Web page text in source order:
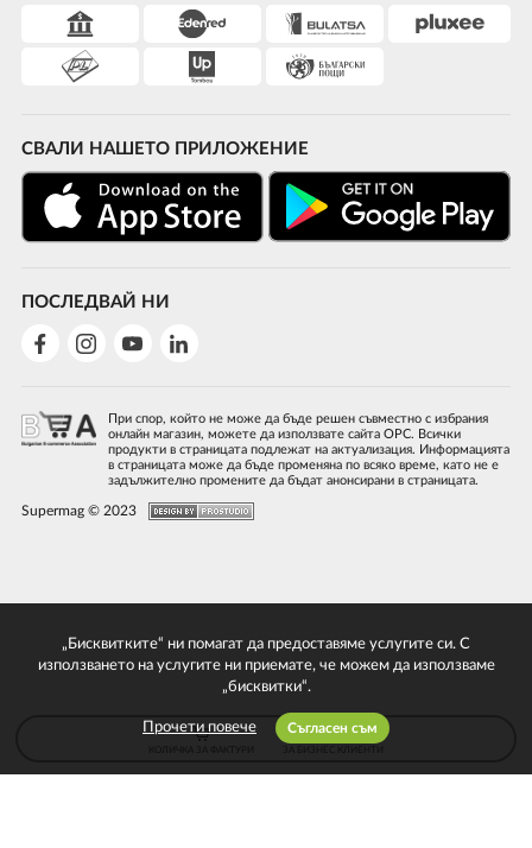
СВАЛИ НАШЕТО ПРИЛОЖЕНИЕ
ПОСЛЕДВАЙ НИ
При спор, който не може да бъде решен съвместно с избрания
онлайн магазин, можете да използвате сайта ОРС. Всички
продукти в страницата подлежат на актуализация. Информацията
в страницата може да бъде променяна по всяко време, като не е
задължително промените да бъдат анонсирани в страницата.
Supermag © 2023
„Бисквитките“ ни помагат да предоставяме услугите си. С
използването на услугите ни приемате, че можем да използваме
„бисквитки“.
Прочети повече Съгласен съм